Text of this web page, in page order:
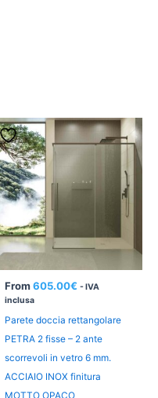
From 605.00€ - IVA
inclusa
Parete doccia rettangolare
PETRA 2 fisse – 2 ante
scorrevoli in vetro 6 mm.
ACCIAIO INOX finitura
MOTTO OPACO